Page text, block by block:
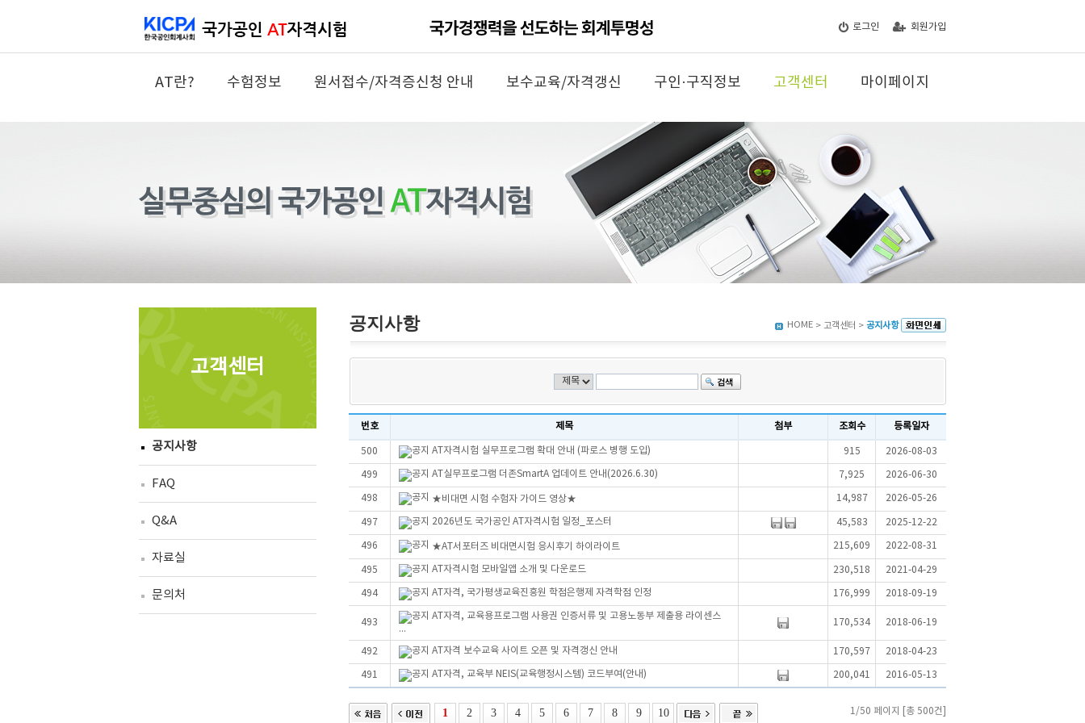
로그인 회원가입
AT란? 수험정보 원서접수/자격증신청 안내 보수교육/자격갱신 구인·구직정보 고객센터 마이페이지
고객센터
공지사항
FAQ
Q&A
자료실
문의처
공지사항 HOME > 고객센터 > 공지사항
번호 제목 첨부 조회수 등록일자
500 AT자격시험 실무프로그램 확대 안내 (파로스 병행 도입) 915 2026-08-03
499 AT실무프로그램 더존SmartA 업데이트 안내(2026.6.30) 7,925 2026-06-30
498 ★비대면 시험 수험자 가이드 영상★ 14,987 2026-05-26
497 2026년도 국가공인 AT자격시험 일정_포스터 45,583 2025-12-22
496 ★AT서포터즈 비대면시험 응시후기 하이라이트 215,609 2022-08-31
495 AT자격시험 모바일앱 소개 및 다운로드 230,518 2021-04-29
494 AT자격, 국가평생교육진흥원 학점은행제 자격학점 인정 176,999 2018-09-19
493
AT자격, 교육용프로그램 사용권 인증서류 및 고용노동부 제출용 라이센스
...
170,534 2018-06-19
492 AT자격 보수교육 사이트 오픈 및 자격갱신 안내 170,597 2018-04-23
491 AT자격, 교육부 NEIS(교육행정시스템) 코드부여(안내) 200,041 2016-05-13
1 2 3 4 5 6 7 8 9 10 1/50 페이지 [총 500건]